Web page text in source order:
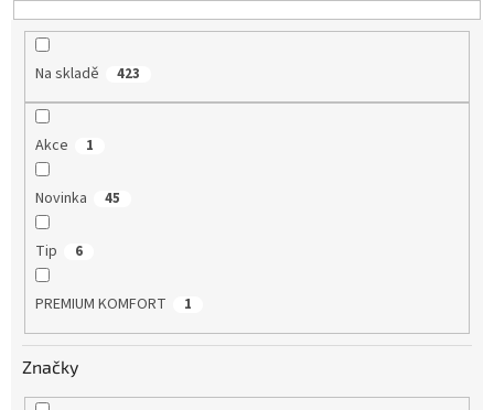
u
Na skladě 423
Akce 1
Novinka 45
Tip 6
PREMIUM KOMFORT 1
Značky